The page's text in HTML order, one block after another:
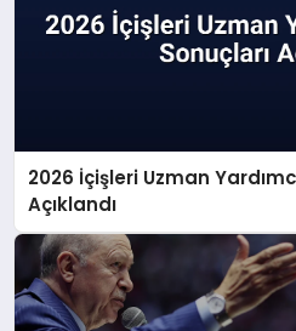
2026 İçişleri Uzman
Açıklandı